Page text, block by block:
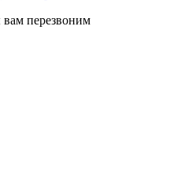
перезвоним